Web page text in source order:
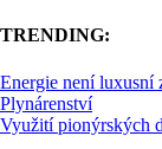
TRENDING:
Energie není luxusní
Plynárenství
Využití pionýrských